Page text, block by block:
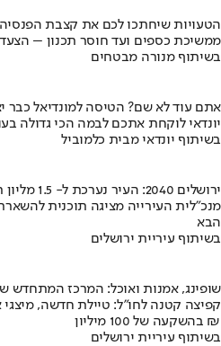
הטעויות שיחתכו לכם את קצבת הפנסיה
ממשיכת כספים ועד חוסר תכנון –
בשיתוף מנורה מבטחים
אתם עוד לא שם? הטיסה למונדיאל כבר
יונדאי לוקחת אתכם לבמה הכי גדולה
בשיתוף יונדאי מבית כלמוביל
ירושלים 2040: העיר נערכת ל- 1.5 מליון תושבים
מנכ"לית העירייה מציגה תוכנית
הבא
בשיתוף עיריית ירושלים
שופינג, אמנות ואוכל: המרכז המתחדש
קפיצה קטנה לחו"ל: טיילת חדשה, מיצגי
בהשקעה של 100 מיליון ₪
בשיתוף עיריית ירושלים